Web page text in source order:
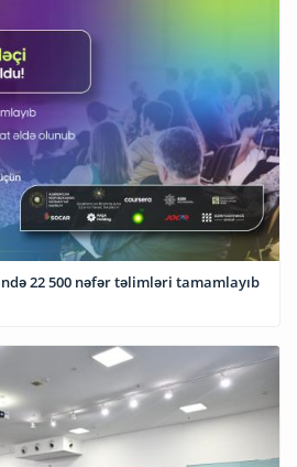
22 500 nəfər təlimləri tamamlayıb